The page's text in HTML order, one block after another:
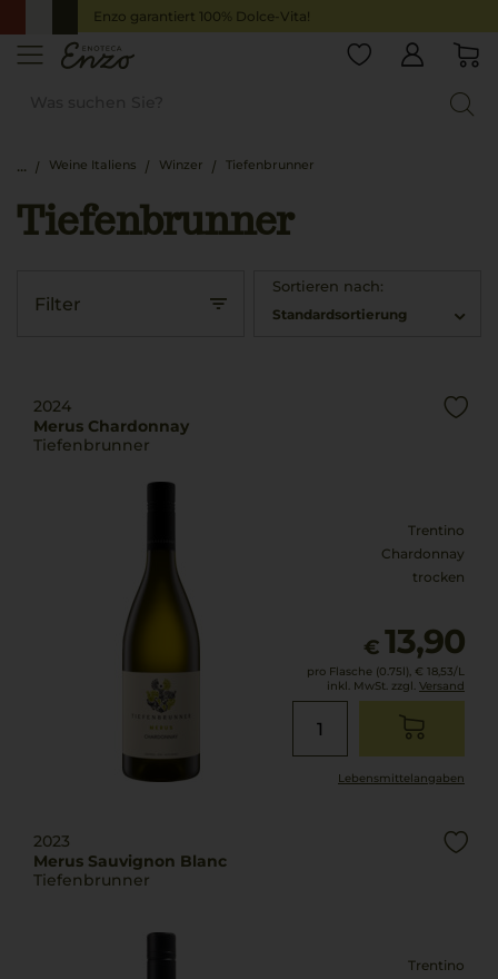
Enzo garantiert 100% Dolce-Vita!
Weine Italiens Winzer Tiefenbrunner
Tiefenbrunner
Filter
Sortieren nach:
Standardsortierung
2024
Merus Chardonnay
Tiefenbrunner
Trentino
Chardonnay
trocken
€ 13,90
pro Flasche (0.75l), € 18,53/L
inkl. MwSt. zzgl. Versand
Lebensmittel­angaben
2023
Merus Sauvignon Blanc
Tiefenbrunner
Trentino